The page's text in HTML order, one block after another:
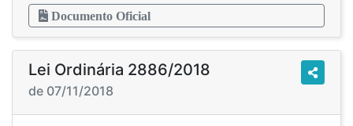
Documento Oficial
Lei Ordinária 2886/2018
de 07/11/2018